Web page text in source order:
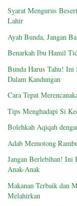
Syarat Mengurus
Lahir
Ayah Bunda, Jangan
Benarkah Ibu Hamil
Bunda Harus Tahu! Ini
Dalam Kandungan
Cara Tepat
Tips Menghadapi Si
Bolehkah Aqiqah
Adab Memotong
Jangan Berlebihan! Ini
Anak-Anak
Makanan Terbaik dan
Melahirkan